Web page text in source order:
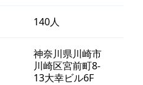
140人
神奈川県川崎市
川崎区宮前町8-
13大幸ビル6F